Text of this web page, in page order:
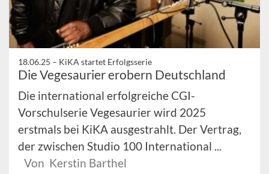
18.06.25 – KiKA startet Erfolgsserie
Die Vegesaurier erobern Deutschland
Die international erfolgreiche CGI-
Vorschulserie Vegesaurier wird 2025
erstmals bei KiKA ausgestrahlt. Der Vertrag,
der zwischen Studio 100 International ...
Von Kerstin Barthel